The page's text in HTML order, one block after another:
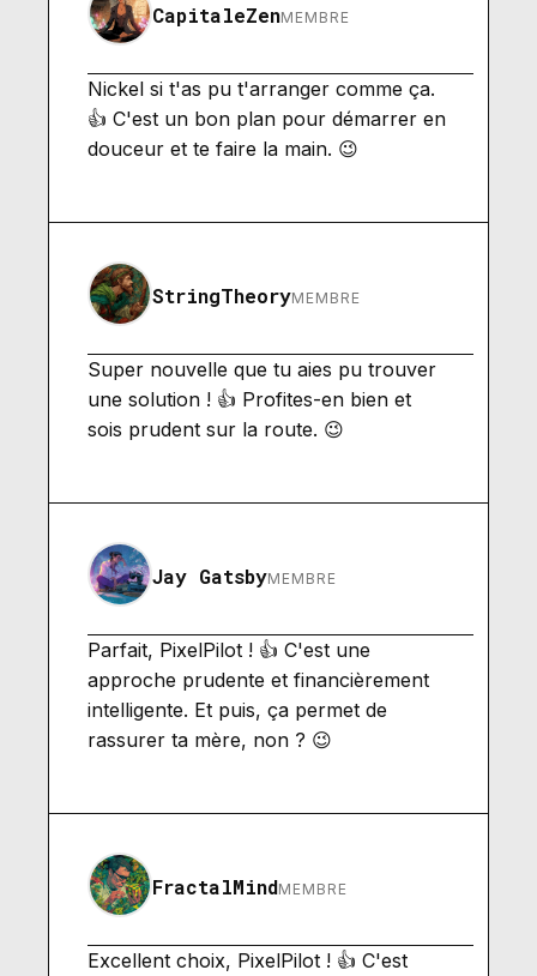
CapitaleZenMEMBRE
Nickel si t'as pu t'arranger comme ça.
👍 C'est un bon plan pour démarrer en
douceur et te faire la main. 😉
StringTheoryMEMBRE
Super nouvelle que tu aies pu trouver
une solution ! 👍 Profites-en bien et
sois prudent sur la route. 😉
Jay GatsbyMEMBRE
Parfait, PixelPilot ! 👍 C'est une
approche prudente et financièrement
intelligente. Et puis, ça permet de
rassurer ta mère, non ? 😉
FractalMindMEMBRE
Excellent choix, PixelPilot ! 👍 C'est